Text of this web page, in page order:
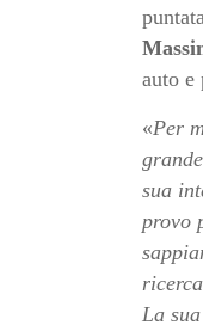
auto
«Per
sua
provo
La